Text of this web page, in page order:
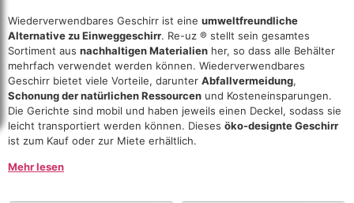
Wiederverwendbares Geschirr ist eine umweltfreundliche
Alternative zu Einweggeschirr. Re-uz ® stellt sein gesamtes
Sortiment aus nachhaltigen Materialien her, so dass alle Behälter
mehrfach verwendet werden können. Wiederverwendbares
Geschirr bietet viele Vorteile, darunter Abfallvermeidung,
Schonung der natürlichen Ressourcen und Kosteneinsparungen.
Die Gerichte sind mobil und haben jeweils einen Deckel, sodass sie
leicht transportiert werden können. Dieses öko-designte Geschirr
ist zum Kauf oder zur Miete erhältlich.
Mehr lesen